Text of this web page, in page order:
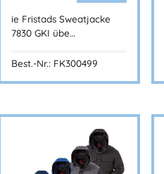
ie Fristads Sweatjacke
7830 GKI übe…
Best.-Nr.: FK300499